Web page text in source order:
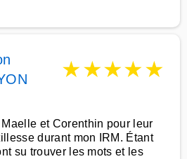
★★★★★
et Corenthin pour leur
durant mon IRM. Étant
su trouver les mots et les